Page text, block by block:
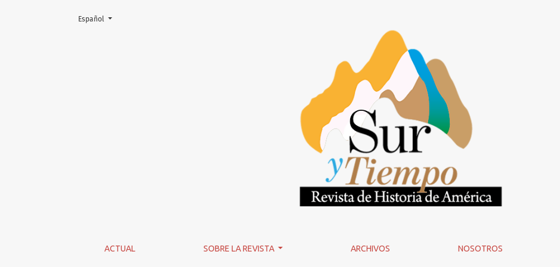
Contacto
ACTUAL SOBRE LA REVISTA ARCHIVOS NOSOTROS
Cambiar el idioma. El actual es:
Español